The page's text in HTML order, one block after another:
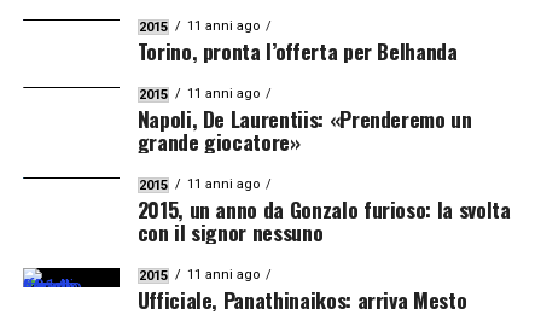
2015 11 anni ago
Torino, pronta l’offerta per Belhanda
2015 11 anni ago
Napoli, De Laurentiis: «Prenderemo un
grande giocatore»
2015 11 anni ago
2015, un anno da Gonzalo furioso: la svolta
con il signor nessuno
2015 11 anni ago
Ufficiale, Panathinaikos: arriva Mesto